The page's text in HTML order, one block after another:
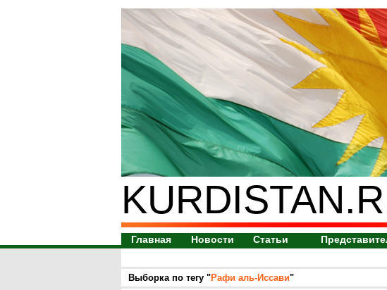
Главная Новости Статьи
Выборка по тегу "Рафи аль-Иссави"